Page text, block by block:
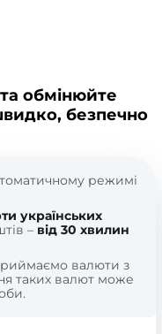
обмінюйте
безпечно
режимі
українських
– від 30 хвилин
валюти з
таких валют може